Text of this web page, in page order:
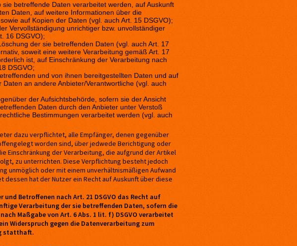
sie betreffende Daten verarbeitet werden, auf Auskunft
Daten, auf weitere Informationen über die
auf Kopien der Daten (vgl. auch Art. 15 DSGVO);
Vervollständigung unrichtiger bzw. unvollständiger
16 DSGVO);
der sie betreffenden Daten (vgl. auch Art. 17
soweit eine weitere Verarbeitung gemäß Art. 17
ist, auf Einschränkung der Verarbeitung nach
DSGVO;
und von ihnen bereitgestellten Daten und auf
Daten an andere Anbieter/Verantwortliche (vgl. auch
der Aufsichtsbehörde, sofern sie der Ansicht
Daten durch den Anbieter unter Verstoß
Bestimmungen verarbeitet werden (vgl. auch
dazu verpflichtet, alle Empfänger, denen gegenüber
worden sind, über jedwede Berichtigung oder
Einschränkung der Verarbeitung, die aufgrund der Artikel
zu unterrichten. Diese Verpflichtung besteht jedoch
unmöglich oder mit einem unverhältnismäßigen Aufwand
dessen hat der Nutzer ein Recht auf Auskunft über diese
und Betroffenen nach Art. 21 DSGVO das Recht auf
Verarbeitung der sie betreffenden Daten, sofern die
Maßgabe von Art. 6 Abs. 1 lit. f) DSGVO verarbeitet
Widerspruch gegen die Datenverarbeitung zum
statthaft.